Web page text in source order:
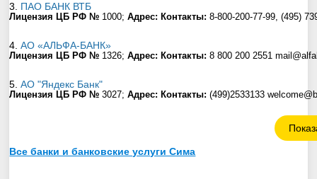
3. ПАО БАНК ВТБ
Лицензия ЦБ РФ № 1000;Адрес: Контакты: 8-800-200-77-99, (495)
4.АО «АЛЬФА-БАНК»
Лицензия ЦБ РФ № 1326;Адрес: Контакты: 8 800 200 2551
5.АО "Яндекс Банк"
Лицензия ЦБ РФ №3027;Адрес: Контакты: (499)2533133
Все банки и банковские услуги Сима